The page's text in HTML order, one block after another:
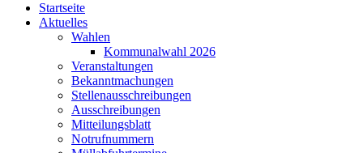
Startseite
Aktuelles
Wahlen
Kommunalwahl 2026
Veranstaltungen
Bekanntmachungen
Stellenausschreibungen
Ausschreibungen
Mitteilungsblatt
Notrufnummern